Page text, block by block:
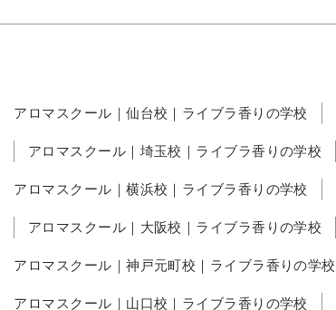
アロマスクール｜仙台校｜ライブラ香りの学校
アロマスクール｜埼玉校｜ライブラ香りの学校
アロマスクール｜横浜校｜ライブラ香りの学校
アロマスクール｜大阪校｜ライブラ香りの学校
アロマスクール｜神戸元町校｜ライブラ香りの学校
アロマスクール｜山口校｜ライブラ香りの学校